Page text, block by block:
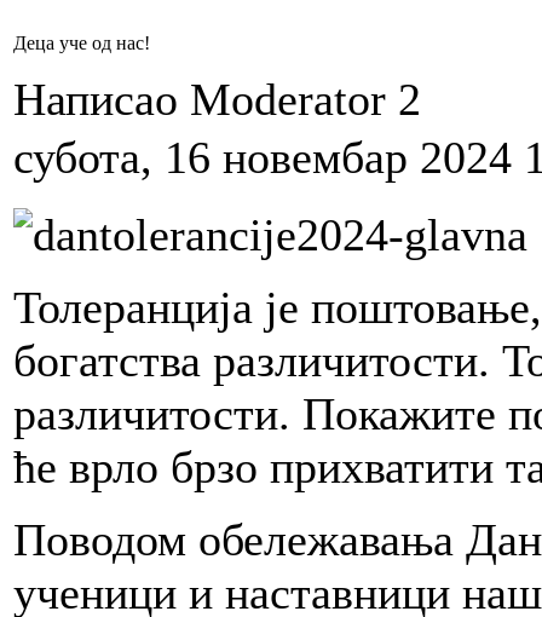
Деца уче од нас!
Написао Moderator 2
субота, 16 новембар 2024
Толеранција је
богатства различитости.
различитости. Покажите
ће врло брзо прихватити
Поводом обележавања
ученици и наставници